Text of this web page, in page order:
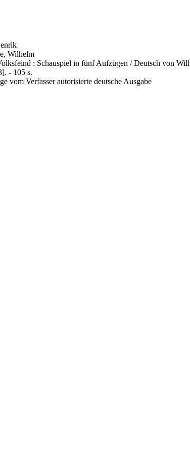
Wilhelm
: Schauspiel in fünf Aufzügen / Deutsch von
- 105 s.
vom Verfasser autorisierte deutsche Ausgabe